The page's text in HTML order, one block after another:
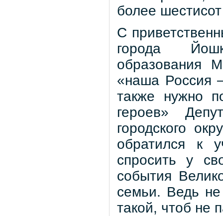
более
С
города
образования
«наша Россия
также нужно
героев»
городского
обратился к
спросить у
события
семьи. Ведь не
такой, чтоб не